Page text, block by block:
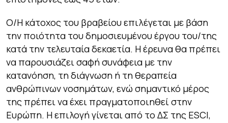
Ο/Η κάτοχος του βραβείου επιλέγεται με βάση
την ποιότητα του δημοσιευμένου έργου του/της
κατά την τελευταία δεκαετία. Η έρευνα θα πρέπει
να παρουσιάζει σαφή συνάφεια με την
κατανόηση, τη διάγνωση ή τη θεραπεία
ανθρώπινων νοσημάτων, ενώ σημαντικό μέρος
της πρέπει να έχει πραγματοποιηθεί στην
Ευρώπη. Η επιλογή γίνεται από το ΔΣ της ESCI,